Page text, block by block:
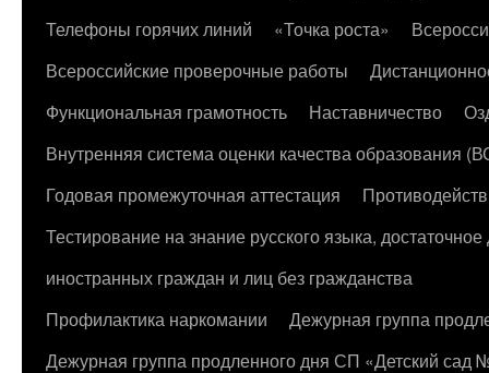
Телефоны горячих линий
«Точка роста»
Всероссийские проверочные работы
Функциональная грамотность
Наставничество
Внутренняя система оценки качества образования
Годовая промежуточная аттестация
Тестирование на знание русского языка,
иностранных граждан и лиц без гражданства
Профилактика наркомании
Дежурная группа
Дежурная группа продленного дня СП «Детский